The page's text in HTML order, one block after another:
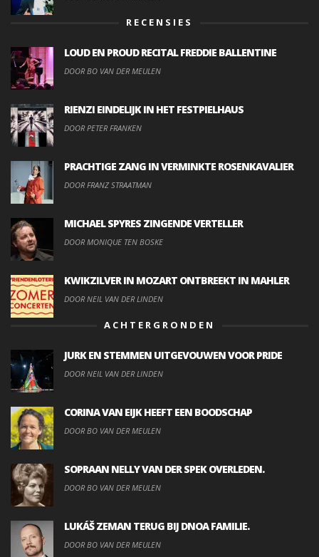
RECENSIES
LOUD EN PROUD RECITAL FREDDIE BALLENTINE
DOOR BO VAN DER MEULEN
RIENZI EINDELIJK IN HET FESTPIELHAUS
DOOR PETER FRANKEN
PRACHTIGE ZANG IN VERMINKTE ROSENKAVALIER
DOOR FRANZ STRAATMAN
MICHAEL SPYRES ZINGENDE VERTELLER
DOOR MONIQUE TEN BOSKE
KWIKZILVER IN MOZART ONTBREEKT IN MAHLER
DOOR NEIL VAN DER LINDEN
ACHTERGRONDEN
JURK EN STEMMEN UITGEVOUWEN VOOR PRIDE
DOOR NEIL VAN DER LINDEN
CORINA VAN EIJK HEEFT EEN BOODSCHAP
DOOR BO VAN DER MEULEN
SOPRAAN NELLY VAN DER SPEK OVERLEDEN.
DOOR BO VAN DER MEULEN
LUKÁŠ ZEMAN TERUG BIJ DNOA FAMILIE.
DOOR BO VAN DER MEULEN